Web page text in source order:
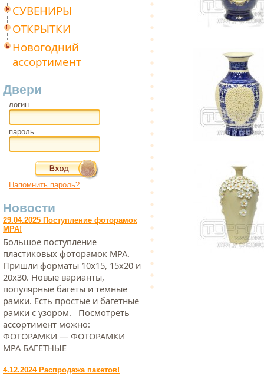
СУВЕНИРЫ
ОТКРЫТКИ
Новогодний
ассортимент
Двери
логин
пароль
Напомнить пароль?
Новости
29.04.2025 Поступление фоторамок
МРА!
Большое поступление
пластиковых фоторамок МРА.
Пришли форматы 10х15, 15х20 и
20х30. Новые варианты,
популярные багеты и темные
рамки. Есть простые и багетные
рамки с узором. Посмотреть
ассортимент можно:
ФОТОРАМКИ — ФОТОРАМКИ
МРА БАГЕТНЫЕ
4.12.2024 Распродажа пакетов!